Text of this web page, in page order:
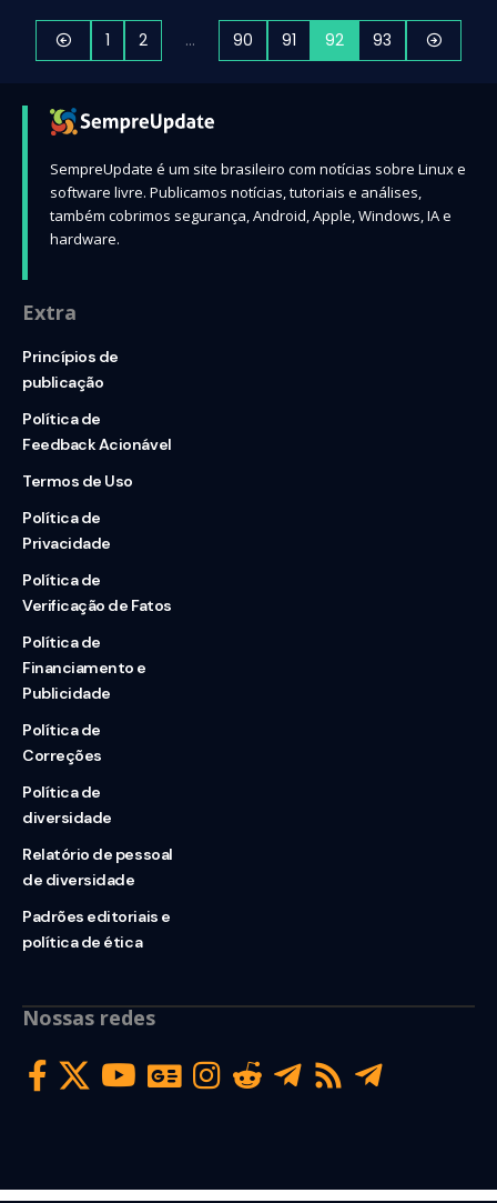
1 2 … 90 91 92 93
SempreUpdate é um site brasileiro com notícias sobre Linux e
software livre. Publicamos notícias, tutoriais e análises,
também cobrimos segurança, Android, Apple, Windows, IA e
hardware.
Extra
Princípios de
publicação
Política de
Feedback Acionável
Termos de Uso
Política de
Privacidade
Política de
Verificação de Fatos
Política de
Financiamento e
Publicidade
Política de
Correções
Política de
diversidade
Relatório de pessoal
de diversidade
Padrões editoriais e
política de ética
Nossas redes